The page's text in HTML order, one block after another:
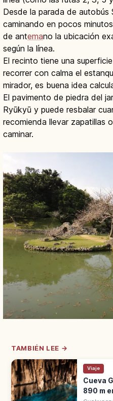
Desde la parada de autobús
caminando en pocos
de antemano la ubicación
según la línea.
El recinto tiene una
recorrer con calma el
mirador, es buena idea
El pavimento de piedra del
Ryūkyū y puede resbalar
recomienda llevar zapatillas
caminar.
TAMBIÉN LEE →
Viaje
Cueva
890 m